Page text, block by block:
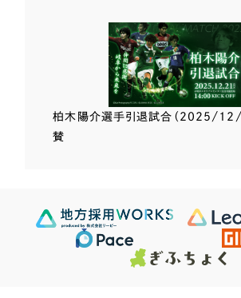
柏木陽介選手引退試合（2025/12/
賛